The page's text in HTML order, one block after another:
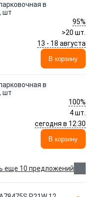
в
шт
95%
>20 шт.
13 - 18 августа
В корзину
в
шт
100%
4 шт.
сегодня в 12:30
В корзину
еще 10 предложений